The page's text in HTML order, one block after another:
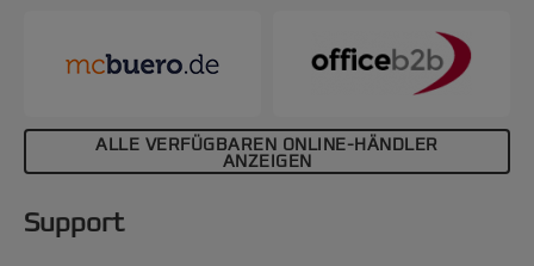
ALLE VERFÜGBAREN ONLINE-HÄNDLER
ANZEIGEN
Support